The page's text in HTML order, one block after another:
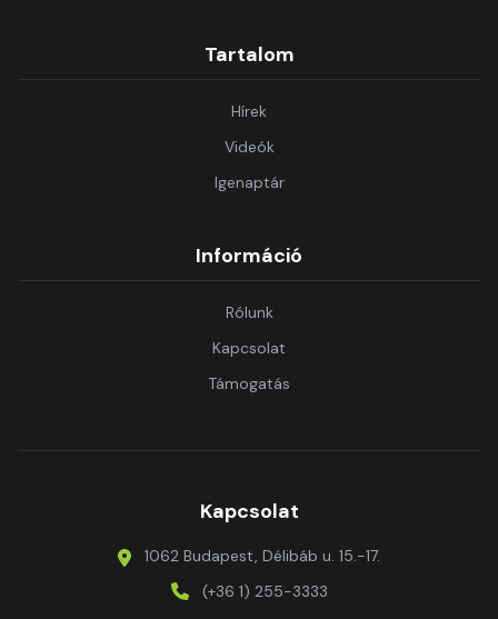
Tartalom
Hírek
Videók
Igenaptár
Információ
Rólunk
Kapcsolat
Támogatás
Kapcsolat
1062 Budapest, Délibáb u. 15.-17.
(+36 1) 255-3333